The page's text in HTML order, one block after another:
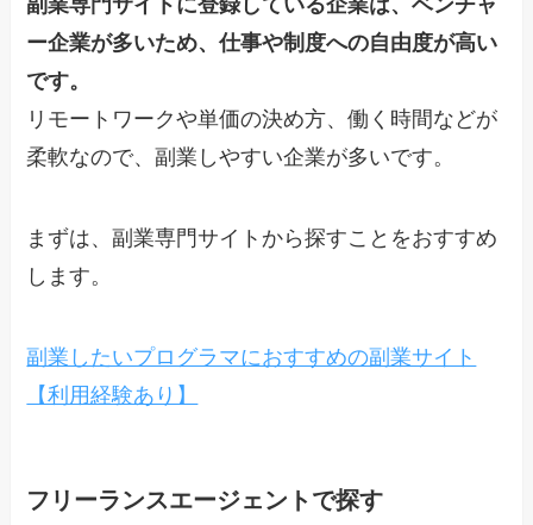
ー企業が多いため、仕事や制度への自由度が高い
です。
リモートワークや単価の決め方、働く時間などが
柔軟なので、副業しやすい企業が多いです。
まずは、副業専門サイトから探すことをおすすめ
します。
副業したいプログラマにおすすめの副業サイト
【利用経験あり】
フリーランスエージェントで探す